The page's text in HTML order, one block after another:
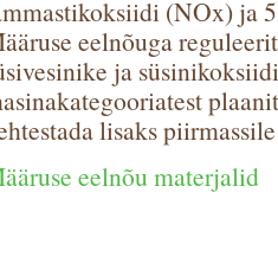
(NOx) ja
eelnõuga
ja
lisaks
eelnõu materjalid